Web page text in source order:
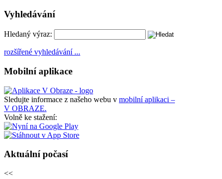
Vyhledávání
Hledaný výraz:
rozšířené vyhledávání ...
Mobilní aplikace
Sledujte informace z našeho webu v mobilní aplikaci –
V OBRAZE.
Volně ke stažení:
Aktuální počasí
<<